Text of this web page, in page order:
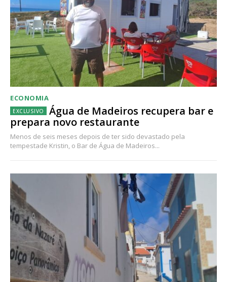
ECONOMIA
Água de Madeiros recupera bar e
prepara novo restaurante
Menos de seis meses depois de ter sido devastado pela
tempestade Kristin, o Bar de Água de Madeiros...